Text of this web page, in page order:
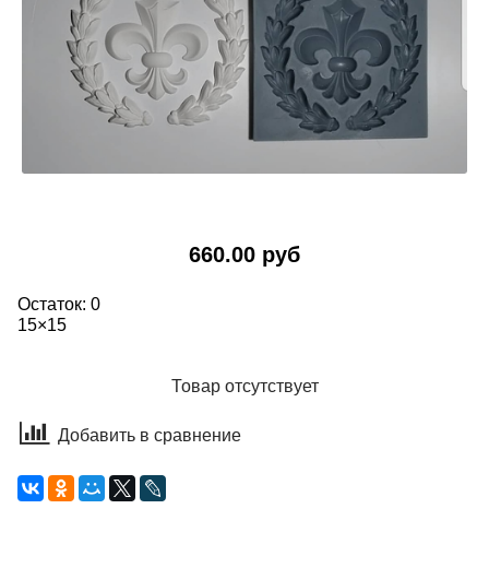
660.00 руб
Остаток: 0
15×15
Товар отсутствует
Добавить в сравнение